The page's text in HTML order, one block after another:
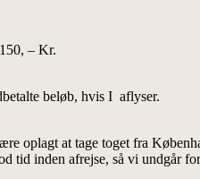
– Kr.
beløb, hvis I aflyser.
oplagt at tage toget fra
tid inden afrejse, så vi undgår